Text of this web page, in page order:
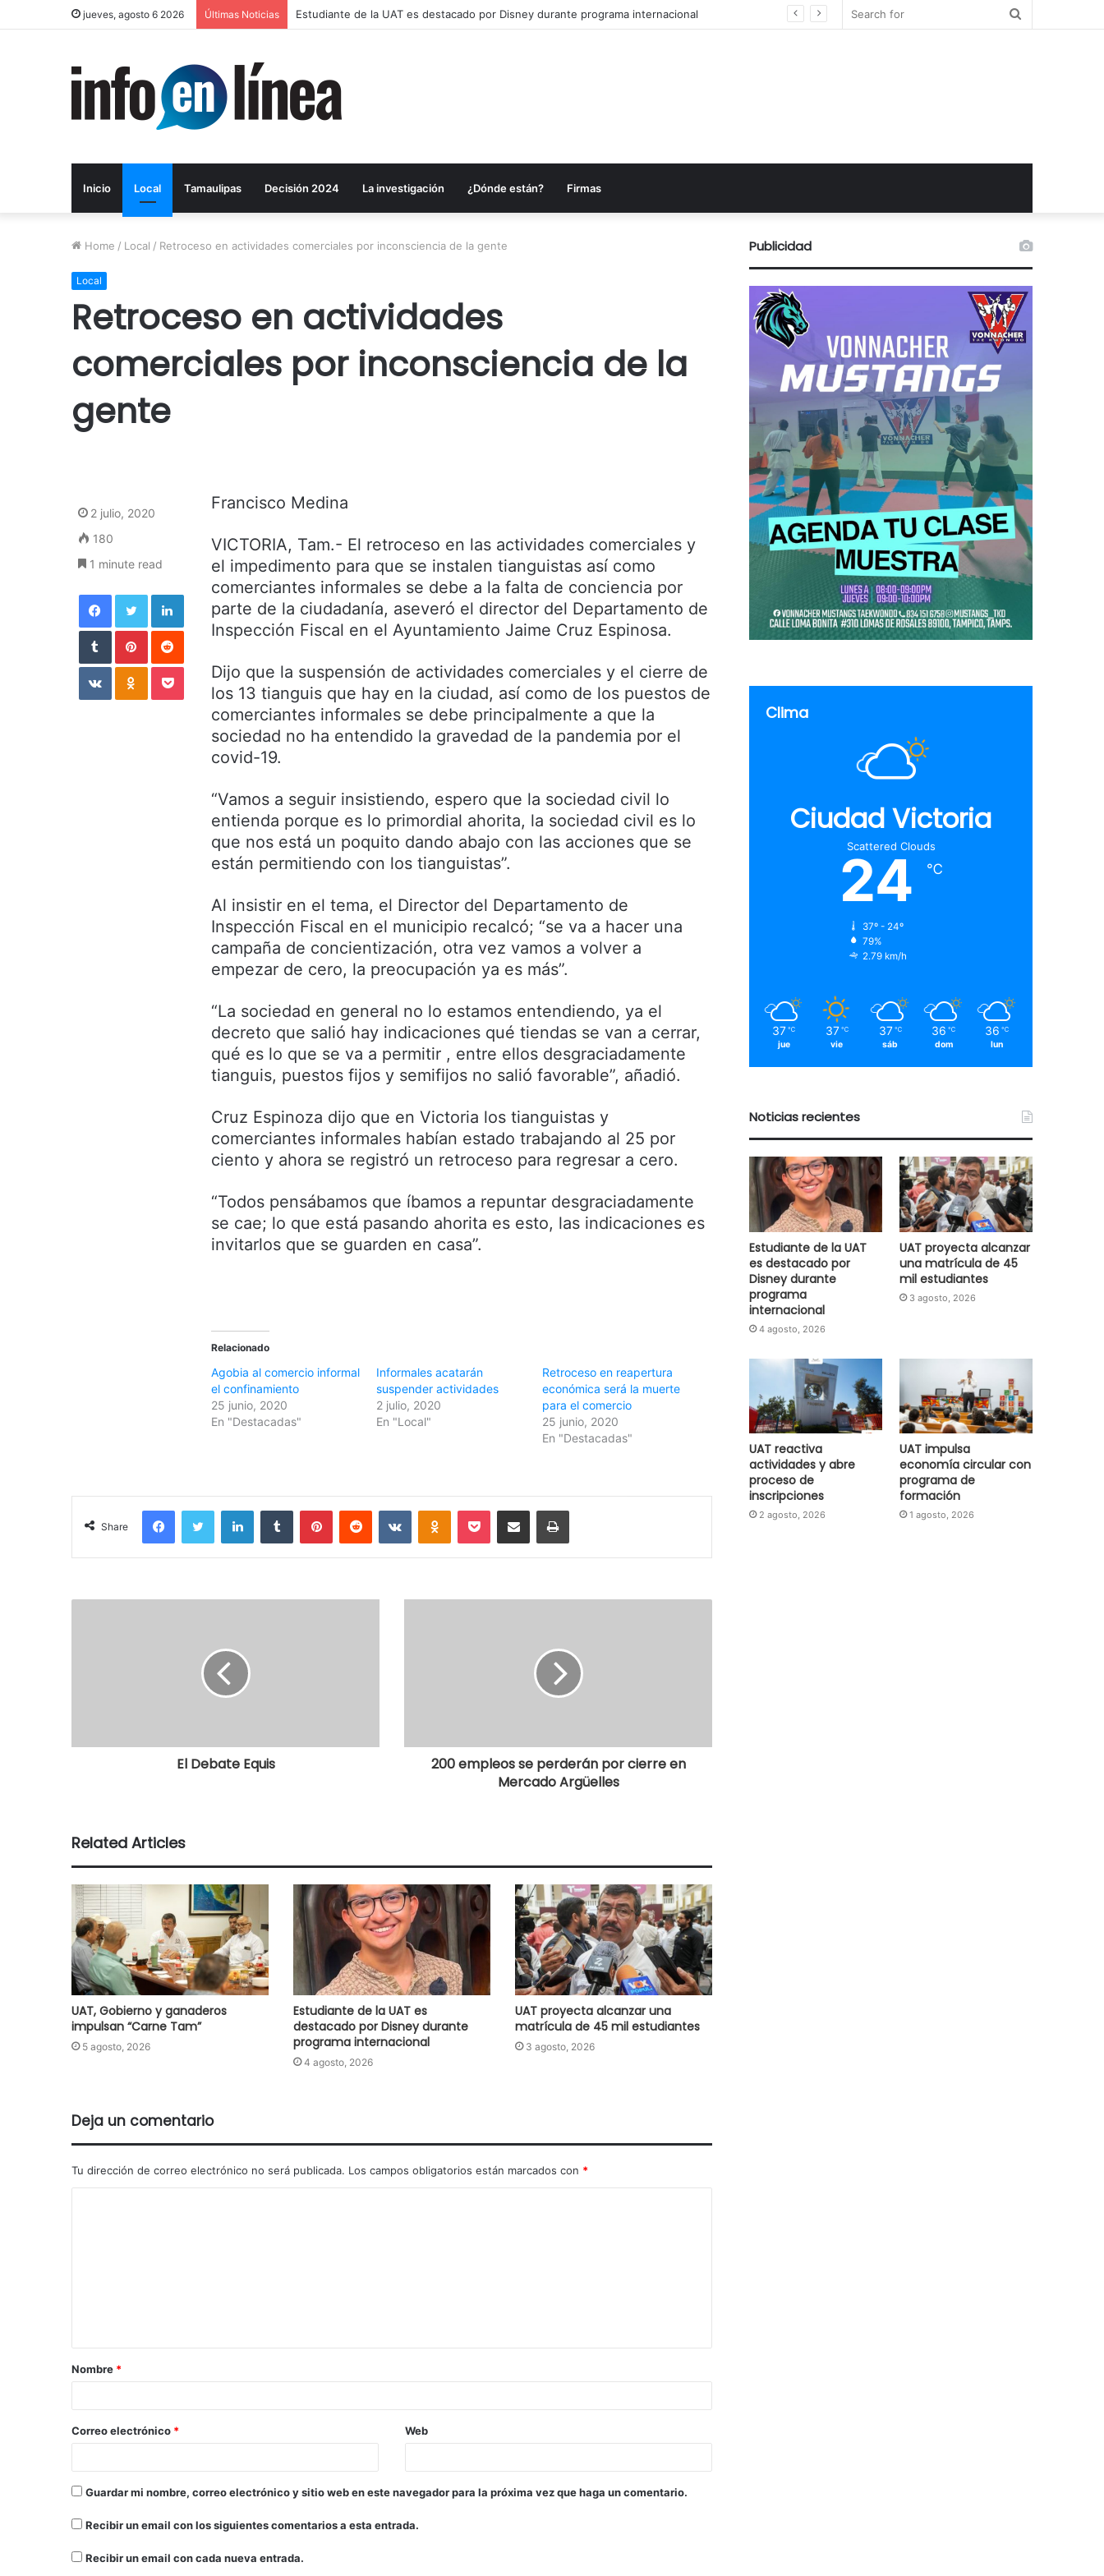
jueves, agosto 6 2026 Últimas Noticias Estudiante de la UAT es destacado por Disney durante programa internacional
Inicio Local Tamaulipas Decisión 2024 La investigación ¿Dónde están? Firmas
Home / Local / Retroceso en actividades comerciales por inconsciencia de la gente
Local
Retroceso en actividades
comerciales por inconsciencia de la
gente
Francisco Medina
VICTORIA, Tam.- El retroceso en las actividades comerciales y
el impedimento para que se instalen tianguistas así como
comerciantes informales se debe a la falta de conciencia por
parte de la ciudadanía, aseveró el director del Departamento de
Inspección Fiscal en el Ayuntamiento Jaime Cruz Espinosa.
Dijo que la suspensión de actividades comerciales y el cierre de
los 13 tianguis que hay en la ciudad, así como de los puestos de
comerciantes informales se debe principalmente a que la
sociedad no ha entendido la gravedad de la pandemia por el
covid-19.
“Vamos a seguir insistiendo, espero que la sociedad civil lo
entienda porque es lo primordial ahorita, la sociedad civil es lo
que nos está un poquito dando abajo con las acciones que se
están permitiendo con los tianguistas”.
Al insistir en el tema, el Director del Departamento de
Inspección Fiscal en el municipio recalcó; “se va a hacer una
campaña de concientización, otra vez vamos a volver a
empezar de cero, la preocupación ya es más”.
“La sociedad en general no lo estamos entendiendo, ya el
decreto que salió hay indicaciones qué tiendas se van a cerrar,
qué es lo que se va a permitir , entre ellos desgraciadamente
tianguis, puestos fijos y semifijos no salió favorable”, añadió.
Cruz Espinoza dijo que en Victoria los tianguistas y
comerciantes informales habían estado trabajando al 25 por
ciento y ahora se registró un retroceso para regresar a cero.
“Todos pensábamos que íbamos a repuntar desgraciadamente
se cae; lo que está pasando ahorita es esto, las indicaciones es
invitarlos que se guarden en casa”.
Relacionado
Agobia al comercio informal
el confinamiento
25 junio, 2020
En "Destacadas"
Informales acatarán
suspender actividades
2 julio, 2020
En "Local"
Retroceso en reapertura
económica será la muerte
para el comercio
25 junio, 2020
En "Destacadas"
2 julio, 2020
180
1 minute read
Facebook Twitter LinkedIn
Tumblr Pinterest Reddit
VKontakte Odnoklassniki Pocket
Share
El Debate Equis
200 empleos se perderán por cierre en
Mercado Argüelles
Related Articles
UAT, Gobierno y ganaderos
impulsan “Carne Tam”
5 agosto, 2026
Estudiante de la UAT es
destacado por Disney durante
programa internacional
4 agosto, 2026
UAT proyecta alcanzar una
matrícula de 45 mil estudiantes
3 agosto, 2026
Deja un comentario
Tu dirección de correo electrónico no será publicada. Los campos obligatorios están marcados con *
Nombre *
Correo electrónico * Web
Guardar mi nombre, correo electrónico y sitio web en este navegador para la próxima vez que haga un comentario.
Recibir un email con los siguientes comentarios a esta entrada.
Recibir un email con cada nueva entrada.
Publicidad
Clima
Ciudad Victoria
Scattered Clouds
24 ℃
37º - 24º
79%
2.79 km/h
37 ℃
jue
37 ℃
vie
37 ℃
sáb
36 ℃
dom
36 ℃
lun
Noticias recientes
Estudiante de la UAT
es destacado por
Disney durante
programa
internacional
4 agosto, 2026
UAT proyecta alcanzar
una matrícula de 45
mil estudiantes
3 agosto, 2026
UAT reactiva
actividades y abre
proceso de
inscripciones
2 agosto, 2026
UAT impulsa
economía circular con
programa de
formación
1 agosto, 2026